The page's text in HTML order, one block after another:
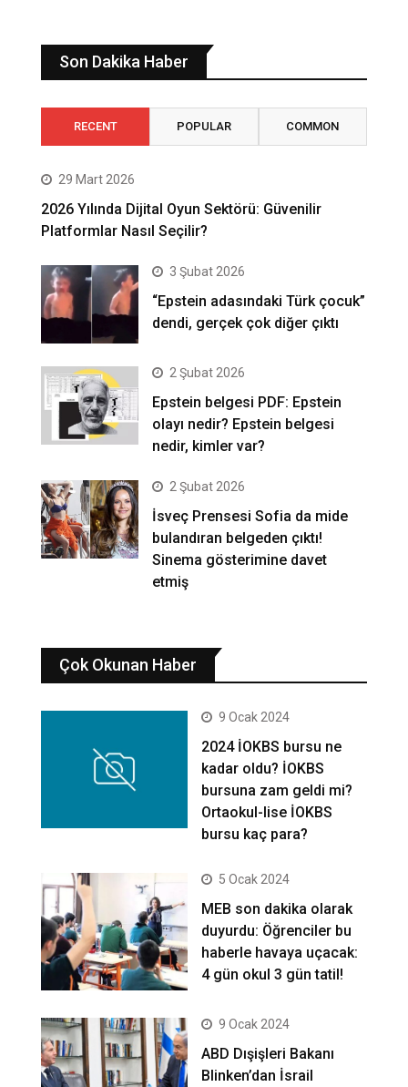
Son Dakika Haber
RECENT POPULAR COMMON
29 Mart 2026
2026 Yılında Dijital Oyun Sektörü: Güvenilir
Platformlar Nasıl Seçilir?
3 Şubat 2026
“Epstein adasındaki Türk çocuk”
dendi, gerçek çok diğer çıktı
2 Şubat 2026
Epstein belgesi PDF: Epstein
olayı nedir? Epstein belgesi
nedir, kimler var?
2 Şubat 2026
İsveç Prensesi Sofia da mide
bulandıran belgeden çıktı!
Sinema gösterimine davet
etmiş
Çok Okunan Haber
9 Ocak 2024
2024 İOKBS bursu ne
kadar oldu? İOKBS
bursuna zam geldi mi?
Ortaokul-lise İOKBS
bursu kaç para?
5 Ocak 2024
MEB son dakika olarak
duyurdu: Öğrenciler bu
haberle havaya uçacak:
4 gün okul 3 gün tatil!
9 Ocak 2024
ABD Dışişleri Bakanı
Blinken’dan İsrail